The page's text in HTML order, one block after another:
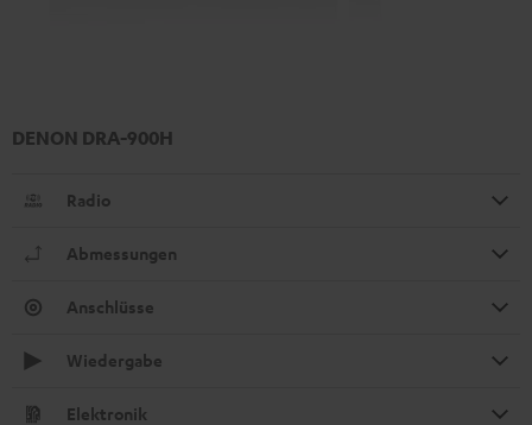
DENON DRA-900H
Radio
Abmessungen
Anschlüsse
Wiedergabe
Elektronik